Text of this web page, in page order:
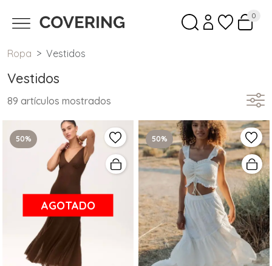
0
Ropa Vestidos
Vestidos
89 artículos mostrados
50%
AGOTADO
50%